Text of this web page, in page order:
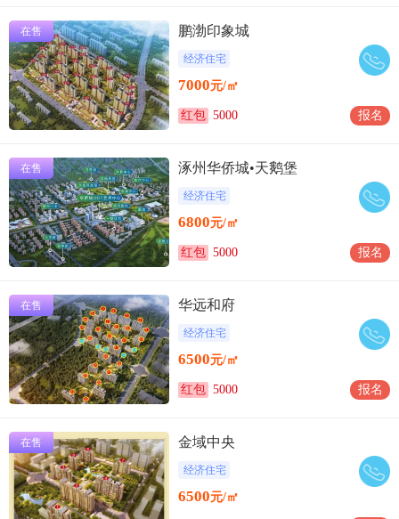
在售 鹏渤印象城
经济住宅
7000元/㎡
红包 5000 报名
在售 涿州华侨城•天鹅堡
经济住宅
6800元/㎡
红包 5000 报名
在售 华远和府
经济住宅
6500元/㎡
红包 5000 报名
在售 金域中央
经济住宅
6500元/㎡